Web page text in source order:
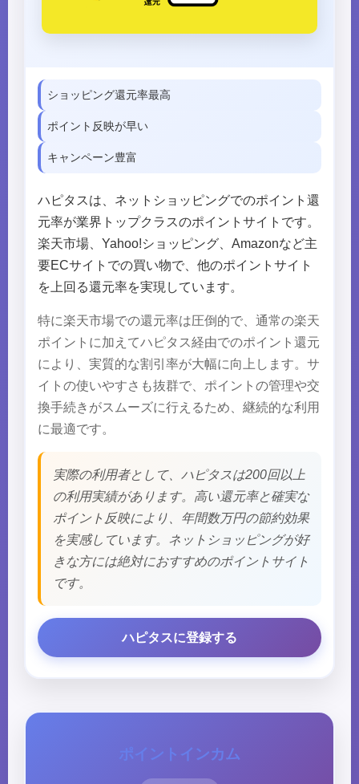
ショッピング還元率最高
ポイント反映が早い
キャンペーン豊富
ハピタスは、ネットショッピングでのポイント還
元率が業界トップクラスのポイントサイトです。
楽天市場、Yahoo!ショッピング、Amazonなど主
要ECサイトでの買い物で、他のポイントサイト
を上回る還元率を実現しています。
特に楽天市場での還元率は圧倒的で、通常の楽天
ポイントに加えてハピタス経由でのポイント還元
により、実質的な割引率が大幅に向上します。サ
イトの使いやすさも抜群で、ポイントの管理や交
換手続きがスムーズに行えるため、継続的な利用
に最適です。
実際の利用者として、ハピタスは200回以上
の利用実績があります。高い還元率と確実な
ポイント反映により、年間数万円の節約効果
を実感しています。ネットショッピングが好
きな方には絶対におすすめのポイントサイト
です。
ハピタスに登録する
ポイントインカム